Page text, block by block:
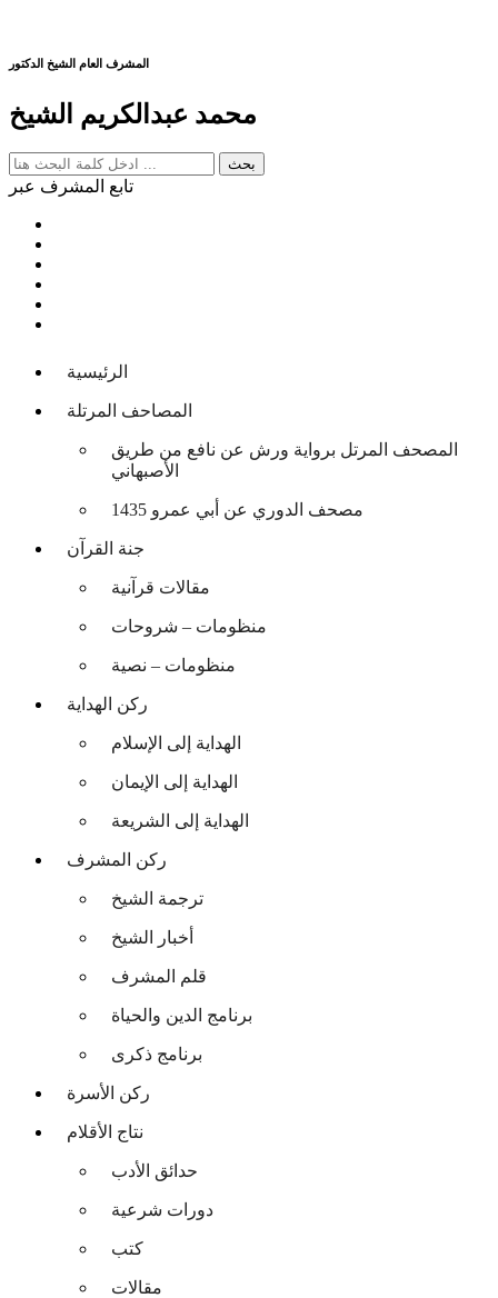
المشرف العام الشيخ الدكتور
محمد عبدالكريم الشيخ
تابع المشرف عبر
الرئيسية
المصاحف المرتلة
المصحف المرتل برواية ورش عن نافع من طريق
الأصبهاني
مصحف الدوري عن أبي عمرو 1435
جنة القرآن
مقالات قرآنية
منظومات – شروحات
منظومات – نصية
ركن الهداية
الهداية إلى الإسلام
الهداية إلى الإيمان
الهداية إلى الشريعة
ركن المشرف
ترجمة الشيخ
أخبار الشيخ
قلم المشرف
برنامج الدين والحياة
برنامج ذكرى
ركن الأسرة
نتاج الأقلام
حدائق الأدب
دورات شرعية
كتب
مقالات